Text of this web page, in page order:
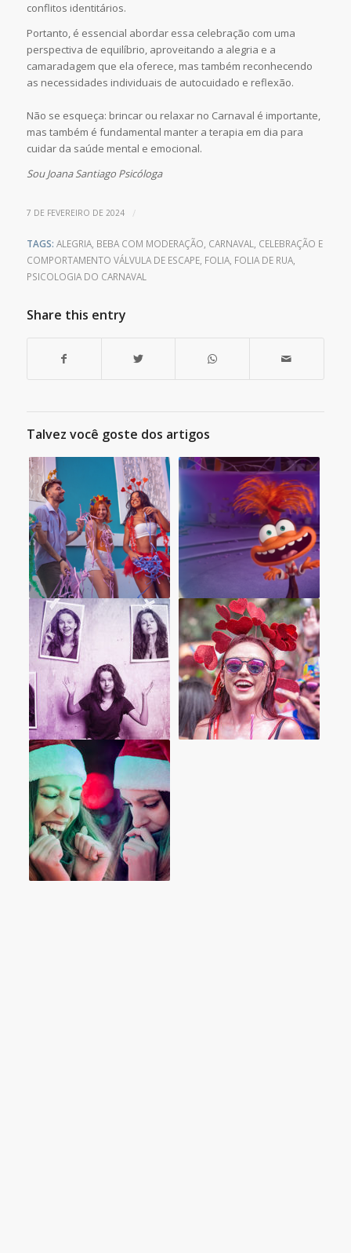
conflitos identitários.
Portanto, é essencial abordar essa celebração com uma
perspectiva de equilíbrio, aproveitando a alegria e a
camaradagem que ela oferece, mas também reconhecendo
as necessidades individuais de autocuidado e reflexão.
Não se esqueça: brincar ou relaxar no Carnaval é importante,
mas também é fundamental manter a terapia em dia para
cuidar da saúde mental e emocional.
Sou Joana Santiago Psicóloga
7 DE FEVEREIRO DE 2024 /
TAGS: ALEGRIA, BEBA COM MODERAÇÃO, CARNAVAL, CELEBRAÇÃO E
COMPORTAMENTO VÁLVULA DE ESCAPE, FOLIA, FOLIA DE RUA,
PSICOLOGIA DO CARNAVAL
Share this entry
Talvez você goste dos artigos